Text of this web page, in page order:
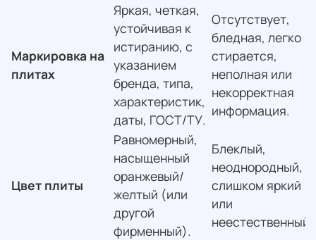
Маркировка на
плитах
Яркая, четкая,
устойчивая к
истиранию, с
указанием
бренда, типа,
характеристик,
даты, ГОСТ/ТУ.
Отсутствует,
бледная, легко
стирается,
неполная или
некорректная
информация.
Цвет плиты
Равномерный,
насыщенный
оранжевый/
желтый (или
другой
фирменный).
Блеклый,
неоднородный,
слишком яркий
или
неестественный.